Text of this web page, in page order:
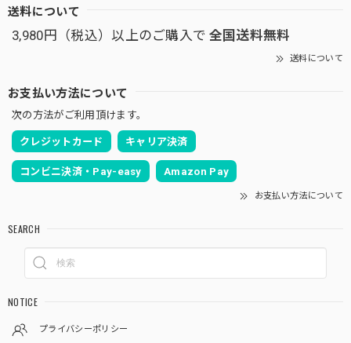
送料について
3,980円（税込）以上のご購入で 全国送料無料
送料について
お支払い方法について
次の方法がご利用頂けます。
クレジットカード キャリア決済
コンビニ決済・Pay-easy Amazon Pay
お支払い方法について
SEARCH
NOTICE
プライバシーポリシー